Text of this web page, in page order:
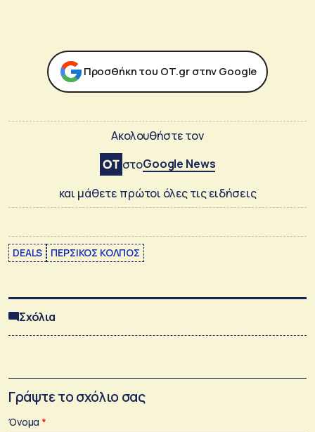
Προσθήκη του ΟΤ.gr στην Google
Ακολουθήστε τον
στοGoogle News
και μάθετε πρώτοι όλες τις ειδήσεις
DEALS ΠΕΡΣΙΚΟΣ ΚΟΛΠΟΣ
Σχόλια
Γράψτε το σχόλιο σας
Όνομα